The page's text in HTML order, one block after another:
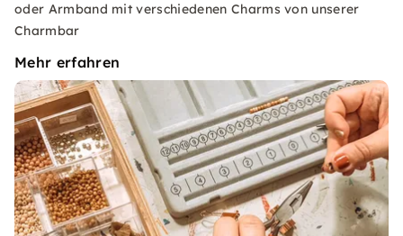
oder Armband mit verschiedenen Charms von unserer
Charmbar
Mehr erfahren